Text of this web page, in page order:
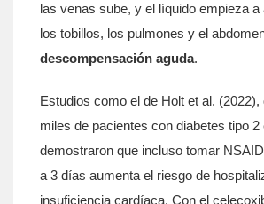
las venas sube, y el líquido empieza
los tobillos, los pulmones y el
descompensación aguda.
Estudios como el de Holt et al. (2022),
miles de pacientes con diabetes tipo
demostraron que incluso tomar
a 3 días aumenta el riesgo de
insuficiencia cardíaca. Con el